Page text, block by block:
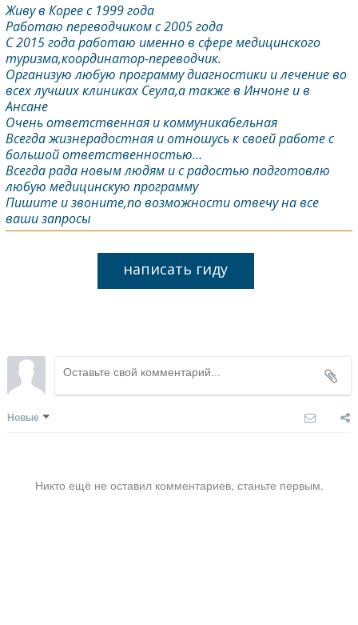
Живу в Корее с 1999 года
Работаю переводчиком с 2005 года
С 2015 года работаю именно в сфере медицинского
туризма,координатор-переводчик.
Организую любую программу диагностики и лечение во
всех лучших клиниках Сеула,а также в Инчоне и в
Ансане
Очень ответственная и коммуникабельная
Всегда жизнерадостная и отношусь к своей работе с
большой ответственностью…
Всегда рада новым людям и с радостью подготовлю
любую медицинскую программу
Пишите и звоните,по возможности отвечу на все
ваши запросы
написать гиду
Новые
Никто ещё не оставил комментариев, станьте первым.